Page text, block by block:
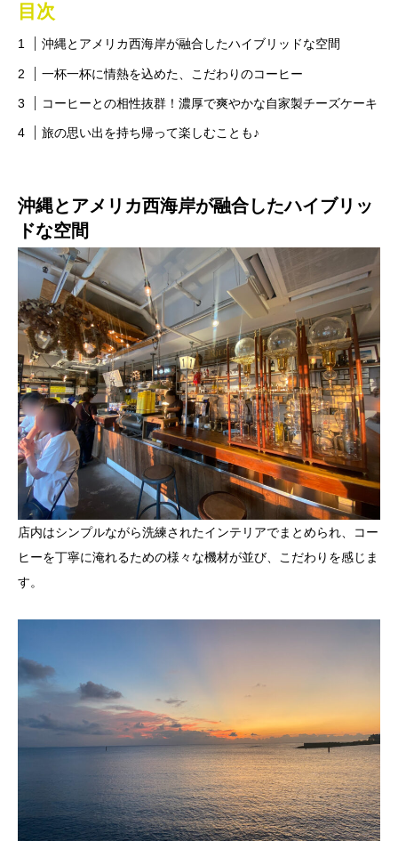
目次
沖縄とアメリカ西海岸が融合したハイブリッドな空間
一杯一杯に情熱を込めた、こだわりのコーヒー
コーヒーとの相性抜群！濃厚で爽やかな自家製チーズケーキ
旅の思い出を持ち帰って楽しむことも♪
沖縄とアメリカ西海岸が融合したハイブリッ
ドな空間
店内はシンプルながら洗練されたインテリアでまとめられ、コー
ヒーを丁寧に淹れるための様々な機材が並び、こだわりを感じま
す。